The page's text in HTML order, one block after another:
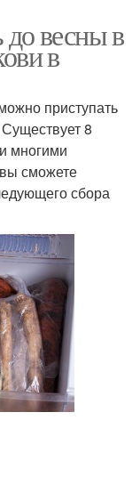
до весны в
в
приступать
8
многими
сможете
сбора